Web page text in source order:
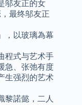
邬友正的女
最终邬友正
，以玻璃為幕
程式与艺术手
急、张弛有度
生强烈的艺术
黎諾懿，二人